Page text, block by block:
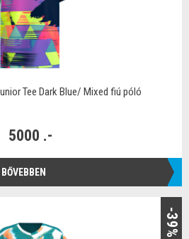
Tee Dark Blue/ Mixed fiú póló
5000 .-
BŐVEBBEN
-39%